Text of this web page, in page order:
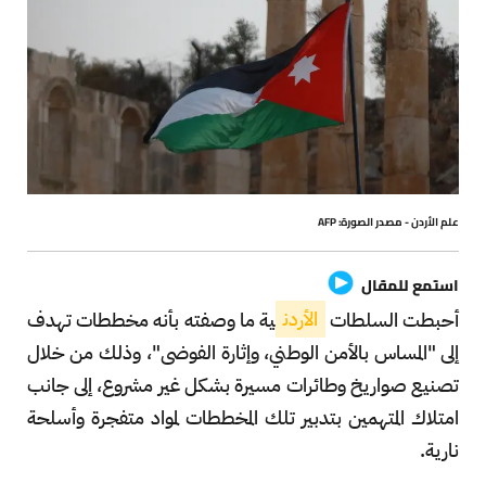
علم الأردن - مصدر الصورة: AFP
استمع للمقال
أحبطت السلطات الأردن ية ما وصفته بأنه مخططات تهدف
إلى "المساس بالأمن الوطني، وإثارة الفوضى"، وذلك من خلال
تصنيع صواريخ وطائرات مسيرة بشكل غير مشروع، إلى جانب
امتلاك المتهمين بتدبير تلك المخططات لمواد متفجرة وأسلحة
نارية.